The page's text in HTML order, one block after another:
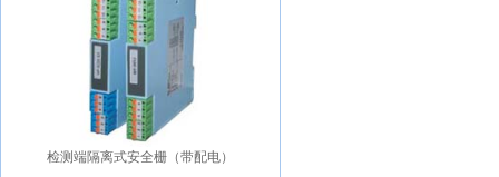
检测端隔离式安全栅（带配电）